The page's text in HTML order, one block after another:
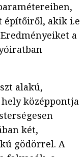
építőiről, akik i.e
a
alakú,
középpontja
két,
gödörrel. A